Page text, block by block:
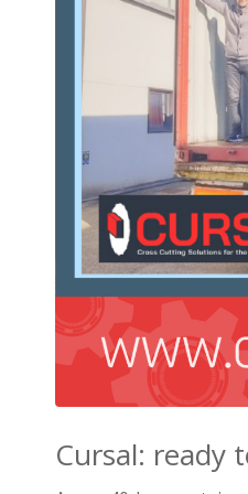
Cursal: ready